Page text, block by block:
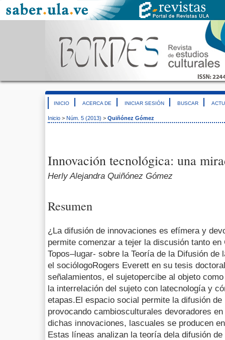
INICIO ACERCA DE INICIAR SESIÓN BUSCAR
Inicio > Núm. 5 (2013) > Quiñónez Gómez
Innovación tecnológica: una
Herly Alejandra Quiñónez Gómez
Resumen
¿La difusión de innovaciones es efímera y
permite comenzar a tejer la discusión tanto
Topos–lugar- sobre la Teoría de la Difusión de
el sociólogoRogers Everett en su tesis
señalamientos, el sujetopercibe al objeto
la interrelación del sujeto con latecnología y
etapas.El espacio social permite la difusión
provocando cambiosculturales devoradores
dichas innovaciones, lascuales se producen
Estas líneas analizan la teoría dela difusión